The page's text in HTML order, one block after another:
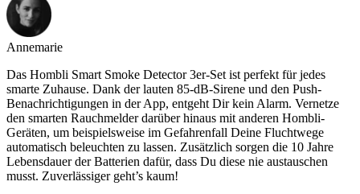
Annemarie
Das Hombli Smart Smoke Detector 3er-Set ist perfekt für jedes
smarte Zuhause. Dank der lauten 85-dB-Sirene und den Push-
Benachrichtigungen in der App, entgeht Dir kein Alarm. Vernetze
den smarten Rauchmelder darüber hinaus mit anderen Hombli-
Geräten, um beispielsweise im Gefahrenfall Deine Fluchtwege
automatisch beleuchten zu lassen. Zusätzlich sorgen die 10 Jahre
Lebensdauer der Batterien dafür, dass Du diese nie austauschen
musst. Zuverlässiger geht’s kaum!